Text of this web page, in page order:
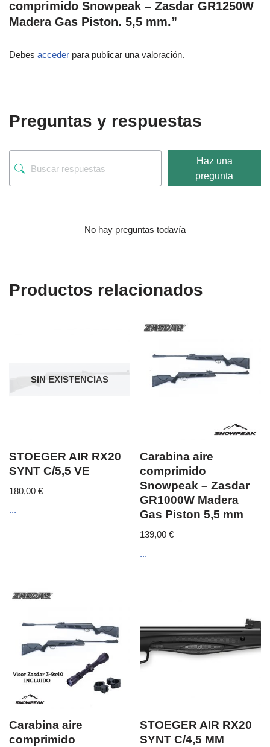
comprimido Snowpeak – Zasdar GR1250W
Madera Gas Piston. 5,5 mm.”
Debes acceder para publicar una valoración.
Preguntas y respuestas
Haz una
pregunta
No hay preguntas todavía
Productos relacionados
SIN EXISTENCIAS
STOEGER AIR RX20
SYNT C/5,5 VE
180,00 €
...
Carabina aire
comprimido
Snowpeak – Zasdar
GR1000W Madera
Gas Piston 5,5 mm
139,00€
...
Carabina aire
comprimido
STOEGER AIR RX20
SYNT C/4,5 MM